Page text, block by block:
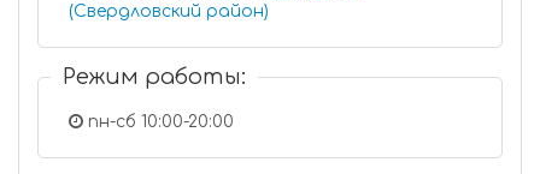
(Свердловский район)
Режим работы:
пн-сб 10:00-20:00